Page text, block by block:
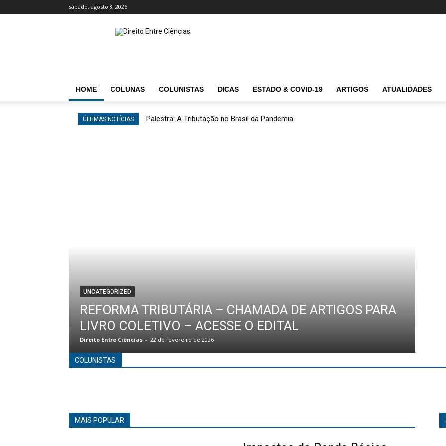
sábado, agosto 8, 2026
HOME COLUNAS COLUNISTAS DICAS ESTADO & COVID-19 ARTIGOS ATUALIDADES
ÚLTIMAS NOTÍCIAS Palestra: A Tributação no Brasil da Pandemia
UNCATEGORIZED
REFORMA TRIBUTÁRIA – CHAMADA DE ARTIGOS PARA
LIVRO COLETIVO – ACESSE O EDITAL
Direito Entre Ciências - 22 de fevereiro de 2026
COLUNISTAS
MAIS POPULAR